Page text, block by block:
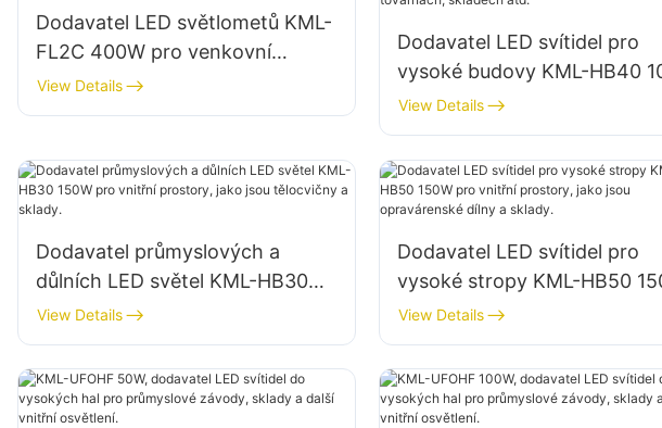
Dodavatel LED světlometů KML-
FL2C 400W pro venkovní
fasády budov a osvětlení
stavenišť
View Details
Dodavatel LED svítidel pro
vysoké budovy KML-HB40
pro osvětlení vnitřních
továrnách, skladech atd.
View Details
Dodavatel průmyslových a
důlních LED světel KML-HB30
150W pro vnitřní prostory, jako
jsou tělocvičny a sklady.
View Details
Dodavatel LED svítidel pro
vysoké stropy KML-HB50
pro vnitřní prostory, jako jsou
opravárenské dílny a sklady.
View Details